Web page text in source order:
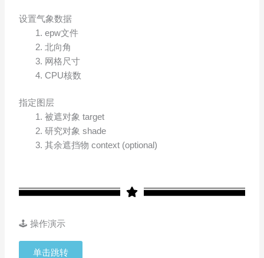
设置气象数据
epw文件
北向角
网格尺寸
CPU核数
指定图层
被遮对象 target
研究对象 shade
其余遮挡物 context (optional)
🕹 操作演示
单击跳转